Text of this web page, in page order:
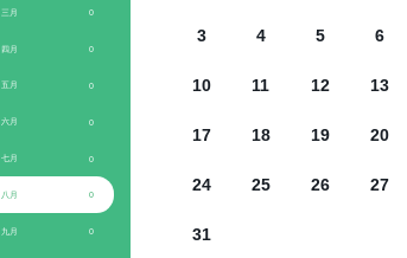
三月 0
四月 0
五月 0
六月 0
七月 0
八月 0
九月 0
3 4 5 6
10 11 12 13
17 18 19 20
24 25 26 27
31